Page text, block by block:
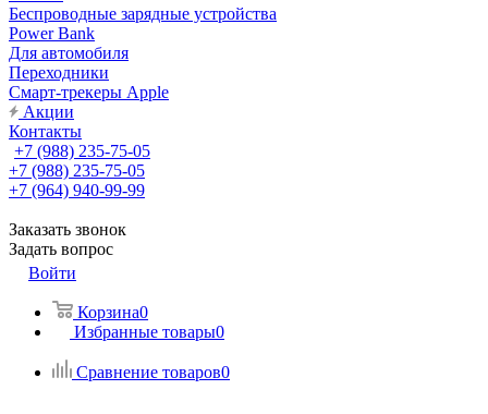
Беспроводные зарядные устройства
Power Bank
Для автомобиля
Переходники
Смарт-трекеры Apple
Акции
Контакты
+7 (988) 235-75-05
+7 (988) 235-75-05
+7 (964) 940-99-99
Заказать звонок
Задать вопрос
Войти
Корзина0
Избранные товары0
Сравнение товаров0